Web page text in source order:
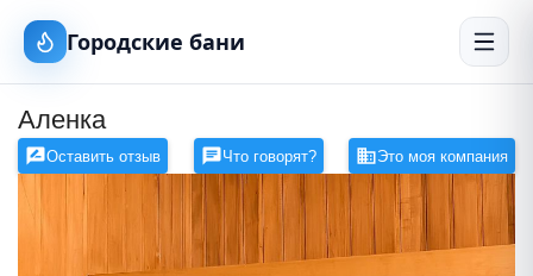
Городские бани
Аленка
Оставить отзыв Что говорят? Это моя компания